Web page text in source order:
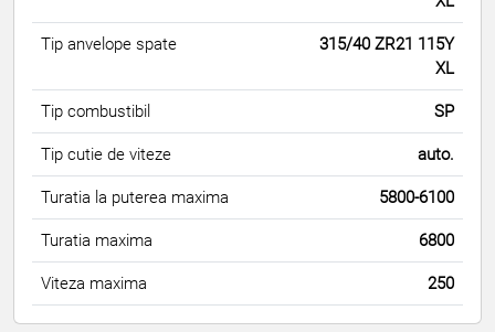
Tip anvelope spate
315/40 ZR21 115Y
XL
Tip combustibil SP
Tip cutie de viteze auto.
Turatia la puterea maxima 5800-6100
Turatia maxima 6800
Viteza maxima 250